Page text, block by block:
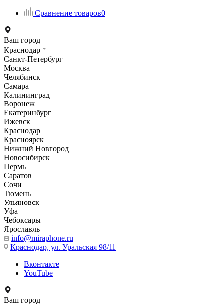
Сравнение товаров0
Ваш город
Краснодар
Санкт-Петербург
Москва
Челябинск
Самара
Калининград
Воронеж
Екатеринбург
Ижевск
Краснодар
Красноярск
Нижний Новгород
Новосибирск
Пермь
Саратов
Сочи
Тюмень
Ульяновск
Уфа
Чебоксары
Ярославль
info@miraphone.ru
Краснодар, ул. Уральская 98/11
Вконтакте
YouTube
Ваш город